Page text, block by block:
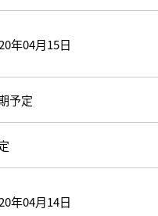
年04月15日
予定
年04月14日